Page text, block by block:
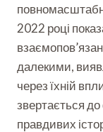
2022 році
далекими,
через їхній
звертається
правдивих